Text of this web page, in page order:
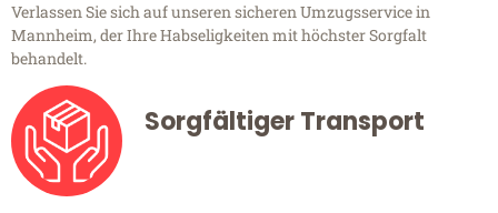
Verlassen Sie sich auf unseren sicheren Umzugsservice in
Mannheim, der Ihre Habseligkeiten mit höchster Sorgfalt
behandelt.
Sorgfältiger Transport